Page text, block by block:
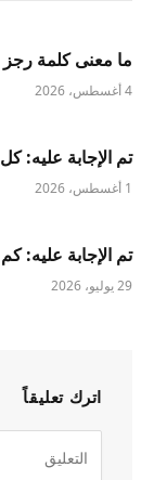
ما معنى كلمة رجز
4 أغسطس، 2026
تم الإجابة عليه:
1 أغسطس، 2026
تم الإجابة عليه:
29 يوليو، 2026
اترك تعليقاً